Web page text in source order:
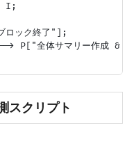
I;
ック終了"];
> P["全体サマリー作成 &
スクリプト